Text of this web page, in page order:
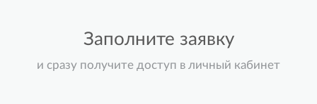
Заполните заявку
и сразу получите доступ в личный кабинет